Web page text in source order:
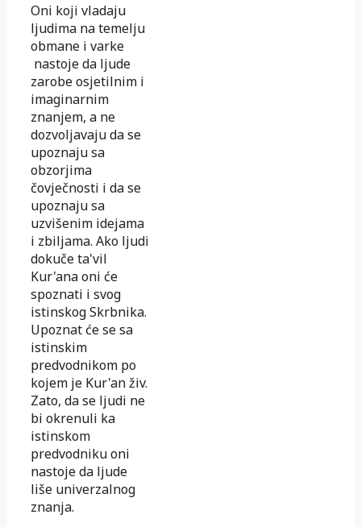
Oni koji vladaju
ljudima na temelju
obmane i varke
nastoje da ljude
zarobe osjetilnim i
imaginarnim
znanjem, a ne
dozvoljavaju da se
upoznaju sa
obzorjima
čovječnosti i da se
upoznaju sa
uzvišenim idejama
i zbiljama. Ako ljudi
dokuče ta'vil
Kur'ana oni će
spoznati i svog
istinskog Skrbnika.
Upoznat će se sa
istinskim
predvodnikom po
kojem je Kur'an živ.
Zato, da se ljudi ne
bi okrenuli ka
istinskom
predvodniku oni
nastoje da ljude
liše univerzalnog
znanja.